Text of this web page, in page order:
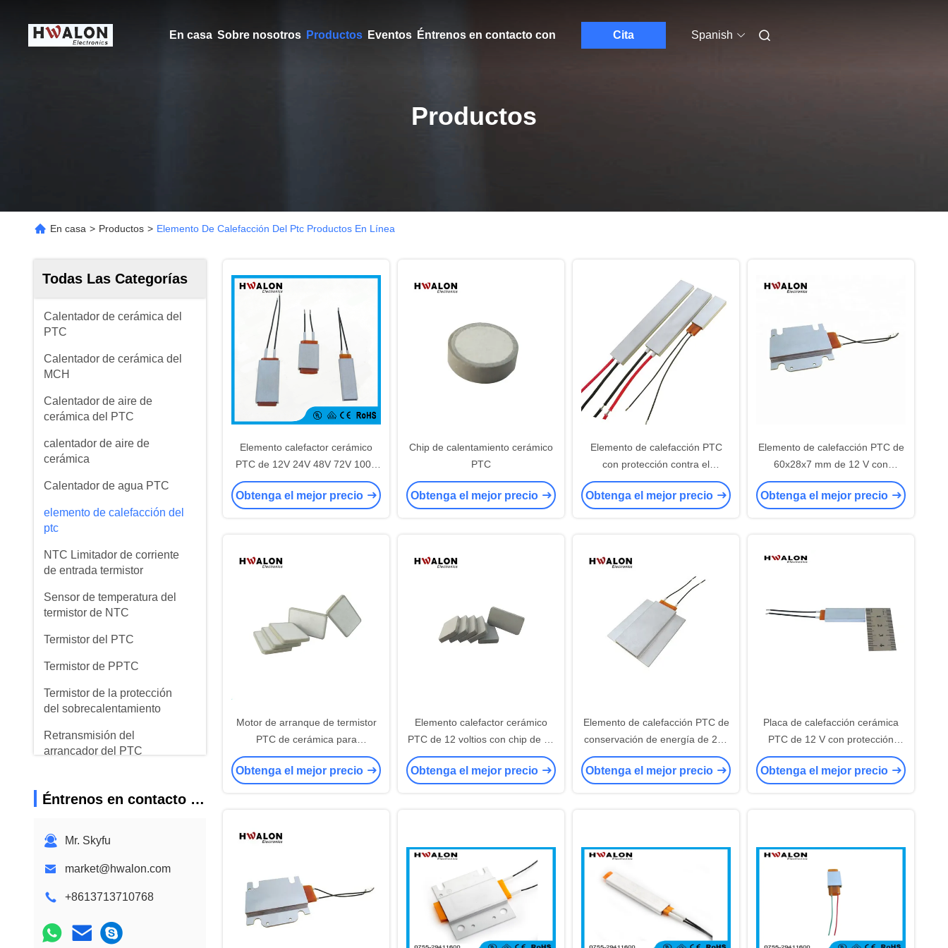
En casa Sobre nosotros Productos Eventos Éntrenos en contacto con Cita Spanish
Productos
En casa > Productos > Elemento De Calefacción Del Ptc Productos En Línea
Todas Las Categorías
Calentador de cerámica del
PTC
Calentador de cerámica del
MCH
Calentador de aire de
cerámica del PTC
calentador de aire de
cerámica
Calentador de agua PTC
elemento de calefacción del
ptc
NTC Limitador de corriente
de entrada termistor
Sensor de temperatura del
termistor de NTC
Termistor del PTC
Termistor de PPTC
Termistor de la protección
del sobrecalentamiento
Retransmisión del
arrancador del PTC
Éntrenos en contacto con
Mr. Skyfu
market@hwalon.com
+8613713710768
Elemento calefactor cerámico
PTC de 12V 24V 48V 72V 100V
120V 240V para cafetera,
calentador de alimentos y
Obtenga el mejor precio
Chip de calentamiento cerámico
PTC
Obtenga el mejor precio
Elemento de calefacción PTC
con protección contra el
sobrecalentamiento, amplio
voltaje de funcionamiento y
Obtenga el mejor precio
Elemento de calefacción PTC de
60x28x7 mm de 12 V con
temperatura constante para
aplicaciones de calefacción de
Obtenga el mejor precio
Motor de arranque de termistor
PTC de cerámica para
refrigerador con resistencia de
12-47 ohm y voltaje de
Obtenga el mejor precio
Elemento calefactor cerámico
PTC de 12 voltios con chip de 16
mm/19 mm y certificación
CE/RoHS/ETL
Obtenga el mejor precio
Elemento de calefacción PTC de
conservación de energía de 220
V con protección contra el
sobrecalentamiento para la
Obtenga el mejor precio
Placa de calefacción cerámica
PTC de 12 V con protección
contra el sobrecalentamiento y
temperatura constante para
Obtenga el mejor precio